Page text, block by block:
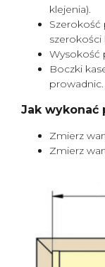
klejenia).
szerokości
Wysokość
Boczki
prowadnic.
Jak wykonać
Zmierz
Zmierz